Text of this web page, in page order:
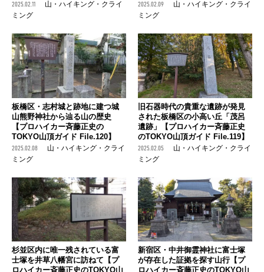
2025.02.11
山・ハイキング・クライ
ミング
2025.02.09
山・ハイキング・クライ
ミング
板橋区・志村城と跡地に建つ城
山熊野神社から辿る山の歴史
【プロハイカー斉藤正史の
TOKYO山頂ガイド File.120】
2025.02.08
山・ハイキング・クライ
ミング
旧石器時代の貴重な遺跡が発見
された板橋区の小高い丘「茂呂
遺跡」【プロハイカー斉藤正史
のTOKYO山頂ガイド File.119】
2025.02.05
山・ハイキング・クライ
ミング
杉並区内に唯一残されている富
士塚を井草八幡宮に訪ねて【プ
ロハイカー斉藤正史のTOKYO山
新宿区・中井御霊神社に富士塚
が存在した証拠を探す山行【プ
ロハイカー斉藤正史のTOKYO山